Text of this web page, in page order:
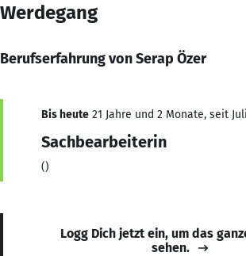
Werdegang
Berufserfahrung von Serap Özer
Bis heute 21 Jahre und 2 Monate, seit
Sachbearbeiterin
()
Logg Dich jetzt ein, um das
sehen.